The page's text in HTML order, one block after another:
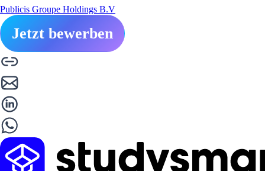
Publicis Groupe Holdings B.V
Jetzt bewerben